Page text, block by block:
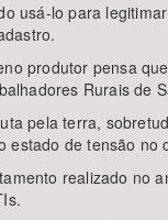
usá-lo para
produtor pensa
Rurais de
pela terra,
estado de tensão no
realizado no